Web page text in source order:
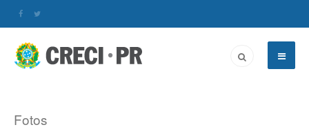
Fotos